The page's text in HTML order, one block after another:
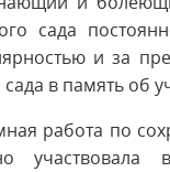
сада
и за
в память об
работа по